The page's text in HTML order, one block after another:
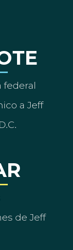
federal
a Jeff
de Jeff